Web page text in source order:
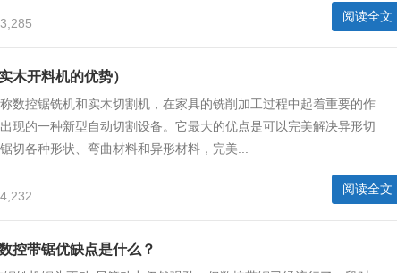
3,285 阅读全文
木开料机的优势）
数控锯铣机和实木切割机，在家具的铣削加工过程中起着重要的作
现的一种新型自动切割设备。它最大的优点是可以完美解决异形切
切各种形状、弯曲材料和异形材料，完美...
4,232 阅读全文
控带锯优缺点是什么？